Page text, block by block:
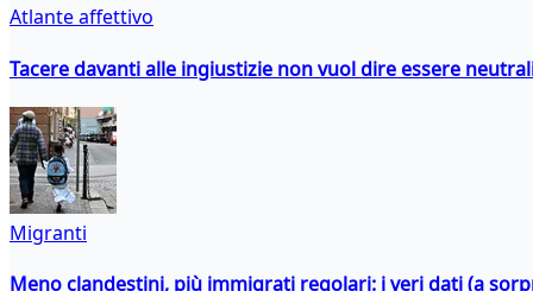
Atlante affettivo
Tacere davanti alle ingiustizie non vuol dire essere
Migranti
Meno clandestini, più immigrati regolari: i veri dati (a